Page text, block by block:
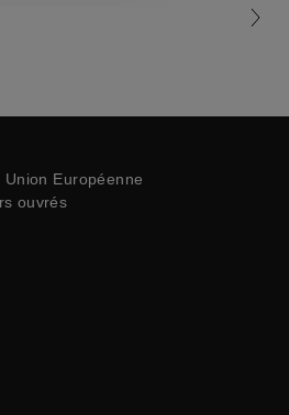
Européenne
ouvrés